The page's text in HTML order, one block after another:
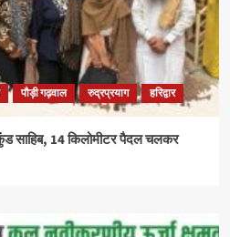
पौड़ी गढ़वाल रुद्रप्रयाग हरिद्वार
साहिब, 14 किलोमीटर पैदल चलकर